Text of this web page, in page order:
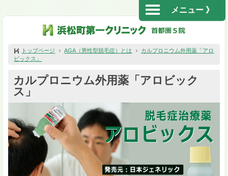
メニュー 》
トップページ AGA（男性型脱毛症）とは
カルプロニウム外用薬「アロ
ビックス」
カルプロニウム外用薬「アロビック
ス」